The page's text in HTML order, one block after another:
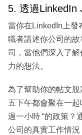
5. 透過LinkedIn
當你在LinkedIn上發
職者講述你公司的
司，當他們深入了
力的想法。
為了幫助你的帖文
五下午都會聚在一
過一小時 “的政策？
公司的真實工作情況